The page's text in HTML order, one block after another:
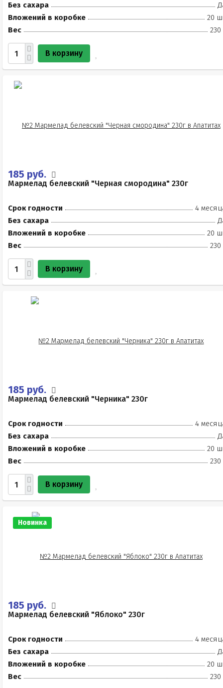
Без сахара
Вложений в коробке
20
Вес
230
В корзину
185 руб.
Мармелад белевский "Черная смородина" 230г
Срок годности
4
Без сахара
Вложений в коробке
20
Вес
230
В корзину
185 руб.
Мармелад белевский "Черника" 230г
Срок годности
4
Без сахара
Вложений в коробке
20
Вес
230
В корзину
Новинка
185 руб.
Мармелад белевский "Яблоко" 230г
Срок годности
4
Без сахара
Вложений в коробке
20
Вес
230